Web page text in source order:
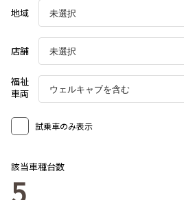
地域
店舗
福祉
車両
試乗車のみ表示
該当車種台数
5